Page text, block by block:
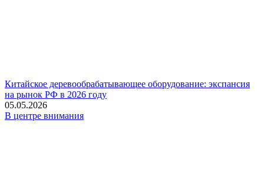
Китайское деревообрабатывающее оборудование: экспансия
на рынок РФ в 2026 году
05.05.2026
В центре внимания